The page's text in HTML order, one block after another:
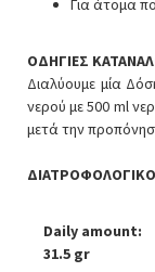
ΟΔΗΓΙΕΣ
Διαλύουμε μία
νερού με 500 ml
μετά την
Daily amount:
31.5 gr